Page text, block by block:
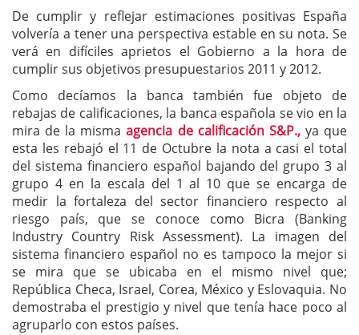
De cumplir y reflejar estimaciones positivas España
volvería a tener una perspectiva estable en su nota. Se
verá en difíciles aprietos el Gobierno a la hora de
cumplir sus objetivos presupuestarios 2011 y 2012.
Como decíamos la banca también fue objeto de
rebajas de calificaciones, la banca española se vio en la
mira de la mismaagencia de calificación S&P., ya que
esta les rebajó el 11 de Octubre la nota a casi el total
del sistema financiero español bajando del grupo 3 al
grupo 4 en la escala del 1 al 10 que se encarga de
medir la fortaleza del sector financiero respecto al
riesgo país, que se conoce como Bicra (Banking
Industry Country Risk Assessment). La imagen del
sistema financiero español no es tampoco la mejor si
se mira que se ubicaba en el mismo nivel que;
República Checa, Israel, Corea, México y Eslovaquia. No
demostraba el prestigio y nivel que tenía hace poco al
agruparlo con estos países.